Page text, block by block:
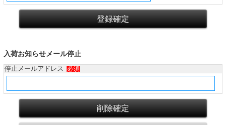
入荷お知らせメール停止
停止メールアドレス 必須